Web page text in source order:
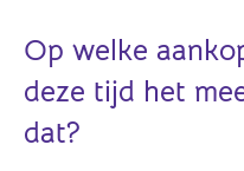
Op welke
deze tijd het
dat?